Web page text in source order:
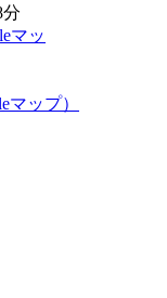
マッ
ップ）